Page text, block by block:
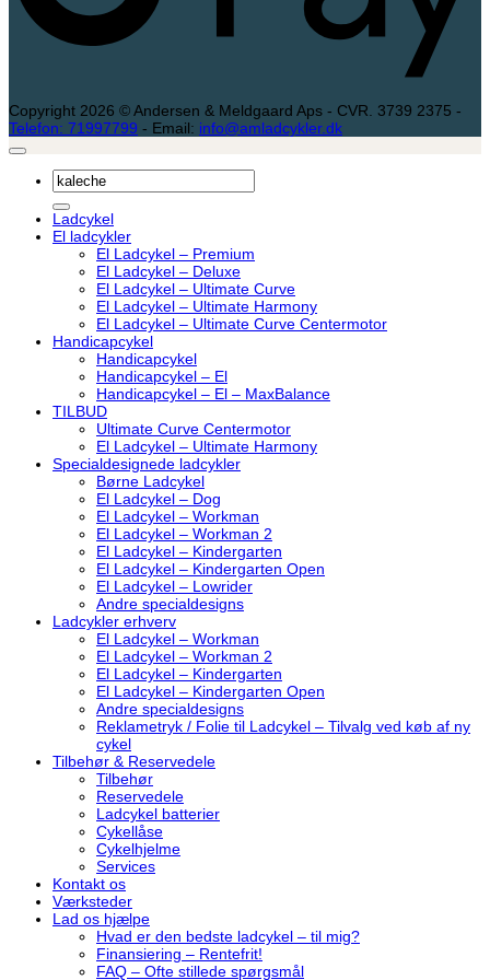
Copyright 2026 © Andersen & Meldgaard Aps - CVR. 3739 2375 -
Telefon: 71997799 - Email: info@amladcykler.dk
Søg
efter:
Ladcykel
El ladcykler
El Ladcykel – Premium
El Ladcykel – Deluxe
El Ladcykel – Ultimate Curve
El Ladcykel – Ultimate Harmony
El Ladcykel – Ultimate Curve Centermotor
Handicapcykel
Handicapcykel
Handicapcykel – El
Handicapcykel – El – MaxBalance
TILBUD
Ultimate Curve Centermotor
El Ladcykel – Ultimate Harmony
Specialdesignede ladcykler
Børne Ladcykel
El Ladcykel – Dog
El Ladcykel – Workman
El Ladcykel – Workman 2
El Ladcykel – Kindergarten
El Ladcykel – Kindergarten Open
El Ladcykel – Lowrider
Andre specialdesigns
Ladcykler erhverv
El Ladcykel – Workman
El Ladcykel – Workman 2
El Ladcykel – Kindergarten
El Ladcykel – Kindergarten Open
Andre specialdesigns
Reklametryk / Folie til Ladcykel – Tilvalg ved køb af ny
cykel
Tilbehør & Reservedele
Tilbehør
Reservedele
Ladcykel batterier
Cykellåse
Cykelhjelme
Services
Kontakt os
Værksteder
Lad os hjælpe
Hvad er den bedste ladcykel – til mig?
Finansiering – Rentefrit!
FAQ – Ofte stillede spørgsmål